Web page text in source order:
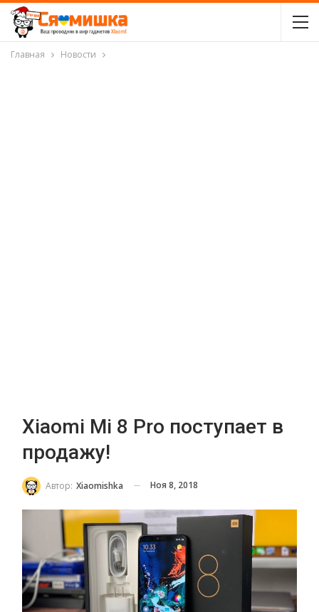
Главная Новости
Xiaomi Mi 8 Pro поступает в
продажу!
Автор: Xiaomishka Ноя 8, 2018